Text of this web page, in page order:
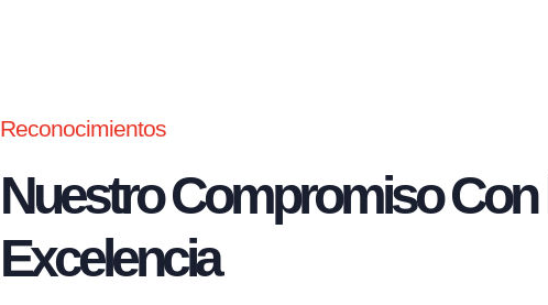
Reconocimientos
Nuestro Compromiso Con
Excelencia